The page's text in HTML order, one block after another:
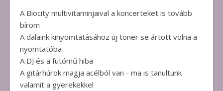
A Biocity multivitaminjaival a koncerteket is tovább
bírom
A dalaink kinyomtatásához új toner se ártott volna a
nyomtatóba
A DJ és a futómű hiba
A gitárhúrok magja acélból van - ma is tanultunk
valamit a gyerekekkel